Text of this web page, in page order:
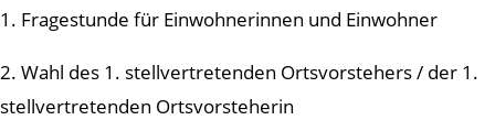
1. Fragestunde für Einwohnerinnen und Einwohner
2. Wahl des 1. stellvertretenden Ortsvorstehers / der 1.
stellvertretenden Ortsvorsteherin